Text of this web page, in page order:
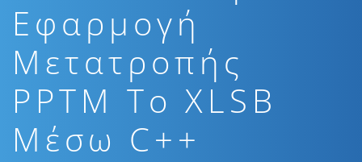
Εφαρμογή
Μετατροπής
PPTM To XLSB
Μέσω C++